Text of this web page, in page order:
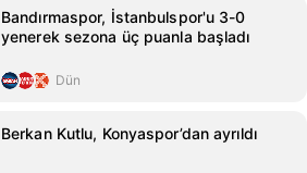
Bandırmaspor, İstanbulspor'u 3-0
yenerek sezona üç puanla başladı
Dün
Berkan Kutlu, Konyaspor’dan ayrıldı